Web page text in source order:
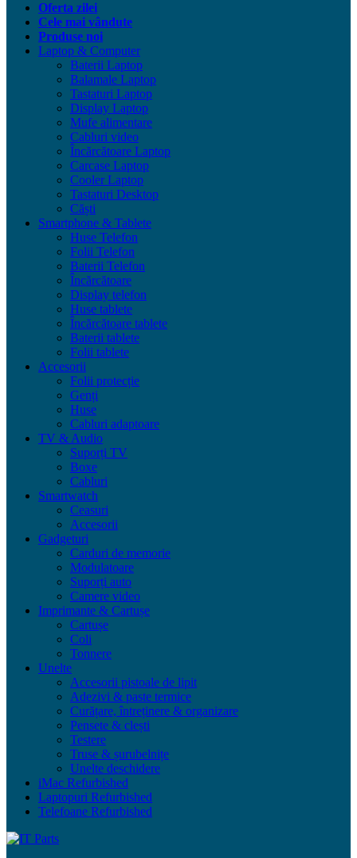
Oferta zilei
Cele mai vândute
Produse noi
Laptop & Computer
Baterii Laptop
Balamale Laptop
Tastaturi Laptop
Display Laptop
Mufe alimentare
Cabluri video
Încărcătoare Laptop
Carcase Laptop
Cooler Laptop
Tastaturi Desktop
Căști
Smartphone & Tablete
Huse Telefon
Folii Telefon
Baterii Telefon
Încărcătoare
Display telefon
Huse tablete
Încărcătoare tablete
Baterii tablete
Folii tablete
Accesorii
Folii protecție
Genți
Huse
Cabluri adaptoare
TV & Audio
Suporți TV
Boxe
Cabluri
Smartwatch
Ceasuri
Accesorii
Gadgeturi
Carduri de memorie
Modulatoare
Suporți auto
Camere video
Imprimante & Cartușe
Cartușe
Coli
Tonnere
Unelte
Accesorii pistoale de lipit
Adezivi & paste termice
Curățare, întreținere & organizare
Pensete & clești
Testere
Truse & șurubelnițe
Unelte deschidere
iMac Refurbished
Laptopuri Refurbished
Telefoane Refurbished